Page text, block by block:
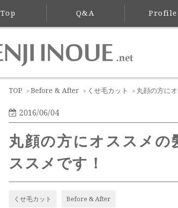
Top Q&A Profile
TOP > Before & After > くせ毛カット > 丸顔の方に
2016/06/04
丸顔の方にオススメの
ススメです！
くせ毛カット Before & After